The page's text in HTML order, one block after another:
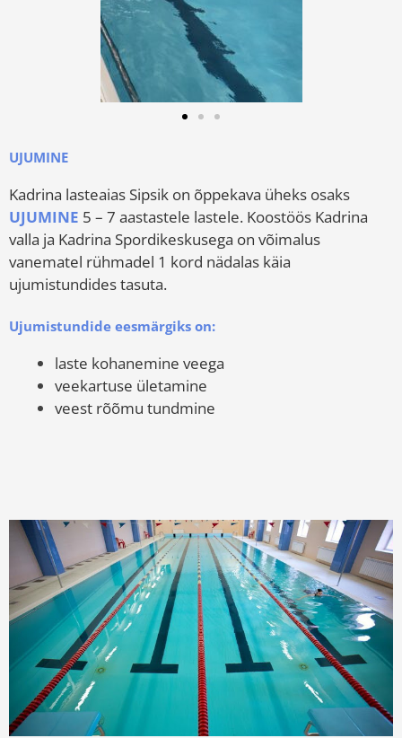
UJUMINE
Kadrina lasteaias Sipsik on õppekava üheks osaks
UJUMINE 5 – 7 aastastele lastele. Koostöös Kadrina
valla ja Kadrina Spordikeskusega on võimalus
vanematel rühmadel 1 kord nädalas käia
ujumistundides tasuta.
Ujumistundide eesmärgiks on:
laste kohanemine veega
veekartuse ületamine
veest rõõmu tundmine